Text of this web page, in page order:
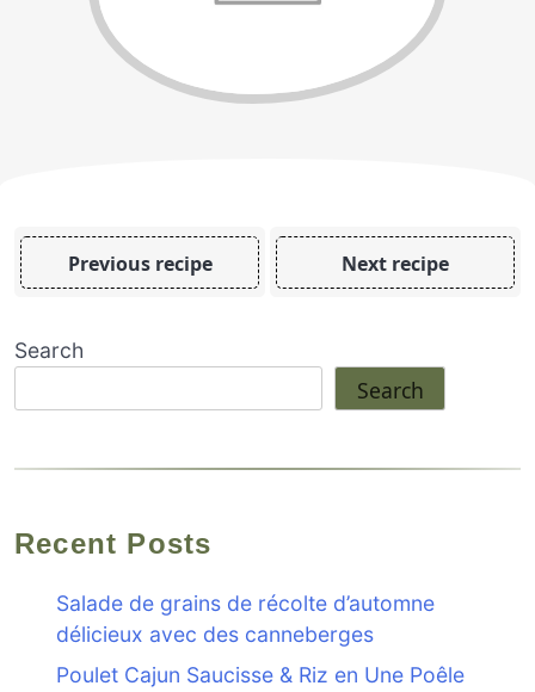
Previous recipe Next recipe
Search
Search
Recent Posts
Salade de grains de récolte d’automne
délicieux avec des canneberges
Poulet Cajun Saucisse & Riz en Une Poêle